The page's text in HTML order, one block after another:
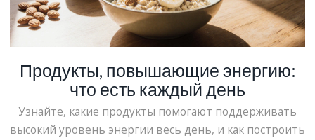
Продукты, повышающие энергию:
что есть каждый день
Узнайте, какие продукты помогают поддерживать
высокий уровень энергии весь день, и как построить